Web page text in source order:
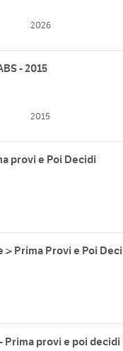
2026
- 2015
2015
provi e Poi Decidi
Prima Provi e Poi
- Prima provi e poi decidi